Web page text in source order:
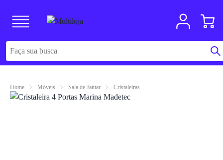
Home Móveis Sala de Jantar Cristaleiras